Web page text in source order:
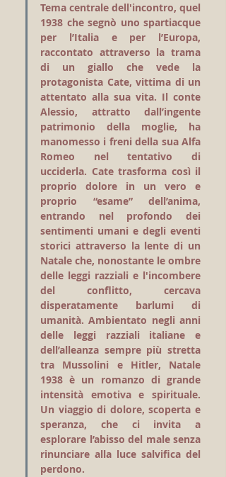
Tema centrale dell'incontro, quel
1938 che segnò uno spartiacque
per l’Italia e per l’Europa,
raccontato attraverso la trama
di un giallo che vede la
protagonista Cate, vittima di un
attentato alla sua vita. Il conte
Alessio, attratto dall’ingente
patrimonio della moglie, ha
manomesso i freni della sua Alfa
Romeo nel tentativo di
ucciderla. Cate trasforma così il
proprio dolore in un vero e
proprio “esame” dell’anima,
entrando nel profondo dei
sentimenti umani e degli eventi
storici attraverso la lente di un
Natale che, nonostante le ombre
delle leggi razziali e l'incombere
del conflitto, cercava
disperatamente barlumi di
umanità. Ambientato negli anni
delle leggi razziali italiane e
dell’alleanza sempre più stretta
tra Mussolini e Hitler, Natale
1938 è un romanzo di grande
intensità emotiva e spirituale.
Un viaggio di dolore, scoperta e
speranza, che ci invita a
esplorare l’abisso del male senza
rinunciare alla luce salvifica del
perdono.